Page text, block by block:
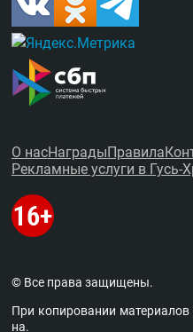
О насНаграды Правила
Рекламные услуги в Гусь-
© Все права защищены.
При копировании
на.